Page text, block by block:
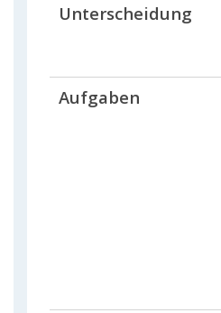
Unterscheidung
Aufgaben